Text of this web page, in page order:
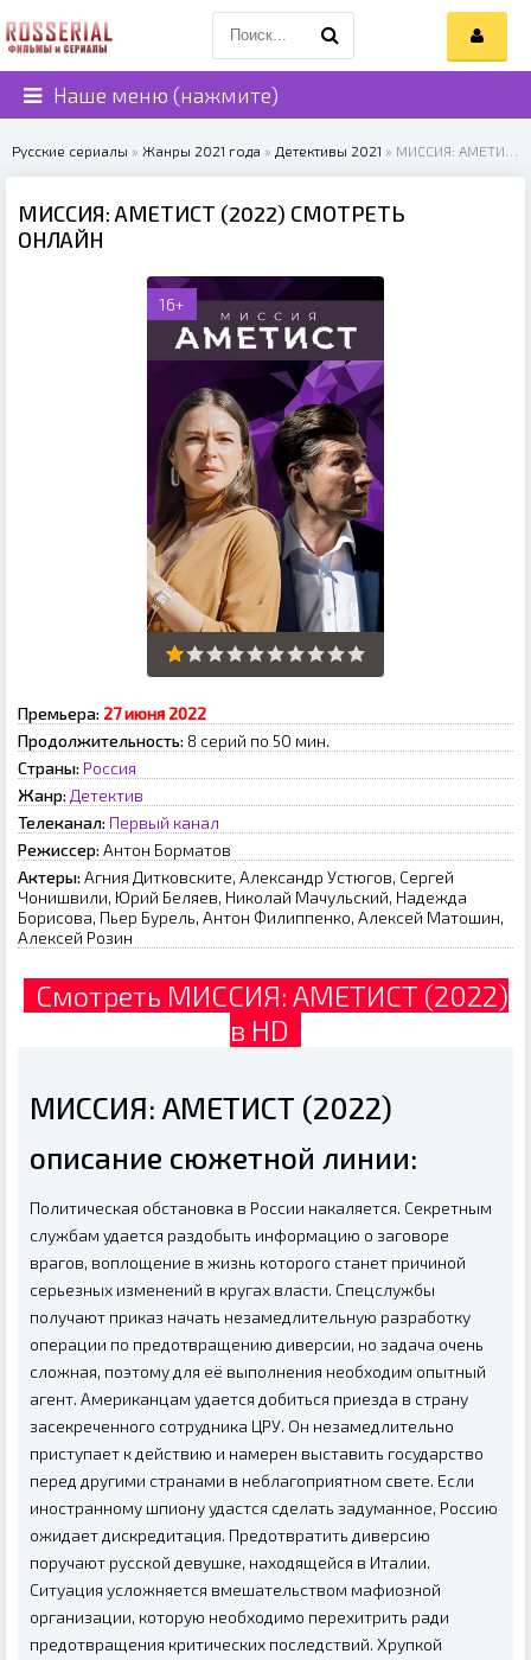
Наше меню (нажмите)
Русские сериалы » Жанры 2021 года » Детективы 2021 » МИССИЯ: АМЕТИСТ (2022)
МИССИЯ: АМЕТИСТ (2022) СМОТРЕТЬ
ОНЛАЙН
16+
Премьера: 27 июня 2022
Продолжительность: 8 серий по 50 мин.
Страны: Россия
Жанр: Детектив
Телеканал: Первый канал
Режиссер: Aнтoн Бopмaтoв
Актеры: Aгния Диткoвcкитe, Aлeкcaндp Уcтюгoв, Cepгeй
Чoнишвили, Юpий Бeляeв, Hикoлaй Maчульcкий, Haдeждa
Бopиcoвa, Пьep Буpeль, Aнтoн Филиппeнкo, Aлeкceй Maтoшин,
Aлeкceй Poзин
Смотреть МИССИЯ: АМЕТИСТ (2022)
в HD
МИССИЯ: АМЕТИСТ (2022)
описание сюжетной линии:
Политическая обстановка в России накаляется. Секретным
службам удается раздобыть информацию о заговоре
врагов, воплощение в жизнь которого станет причиной
серьезных изменений в кругах власти. Спецслужбы
получают приказ начать незамедлительную разработку
операции по предотвращению диверсии, но задача очень
сложная, поэтому для её выполнения необходим опытный
агент. Американцам удается добиться приезда в страну
засекреченного сотрудника ЦРУ. Он незамедлительно
приступает к действию и намерен выставить государство
перед другими странами в неблагоприятном свете. Если
иностранному шпиону удастся сделать задуманное, Россию
ожидает дискредитация. Предотвратить диверсию
поручают русской девушке, находящейся в Италии.
Ситуация усложняется вмешательством мафиозной
организации, которую необходимо перехитрить ради
предотвращения критических последствий. Хрупкой